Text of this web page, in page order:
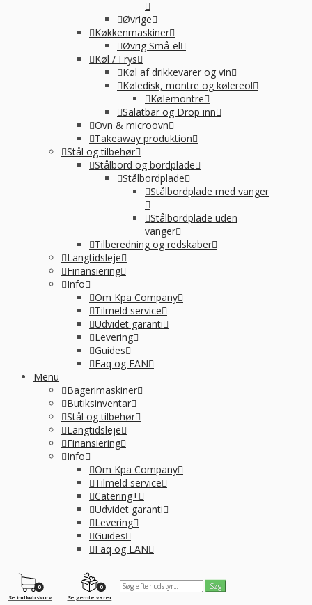
Øvrige
Køkkenmaskiner
Øvrig Små-el
Køl / Frys
Køl af drikkevarer og vin
Køledisk, montre og kølereol
Kølemontre
Salatbar og Drop inn
Ovn & microovn
Takeaway produktion
Stål og tilbehør
Stålbord og bordplade
Stålbordplade
Stålbordplade med vanger
Stålbordplade uden
vanger
Tilberedning og redskaber
Langtidsleje
Finansiering
Info
Om Kpa Company
Tilmeld service
Udvidet garanti
Levering
Guides
Faq og EAN
Menu
Bagerimaskiner
Butiksinventar
Stål og tilbehør
Langtidsleje
Finansiering
Info
Om Kpa Company
Tilmeld service
Catering+
Udvidet garanti
Levering
Guides
Faq og EAN
0
Se gemte varer
0
Se indkøbskurv